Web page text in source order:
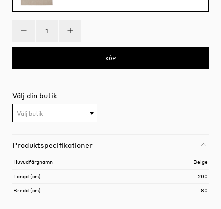
KÖP
Välj din butik
Välj butik
Produktspecifikationer
Huvudfärgnamn Beige
Längd (cm) 200
Bredd (cm) 80